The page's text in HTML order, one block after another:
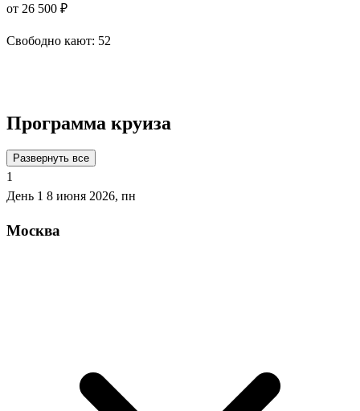
от 26 500 ₽
Свободно кают: 52
Программа круиза
Развернуть все
1
День 1 8 июня 2026, пн
Москва